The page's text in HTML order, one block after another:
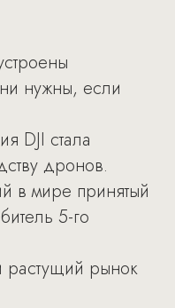
нужны, если
DJI стала
дронов.
в мире принятый
5-го
растущий рынок